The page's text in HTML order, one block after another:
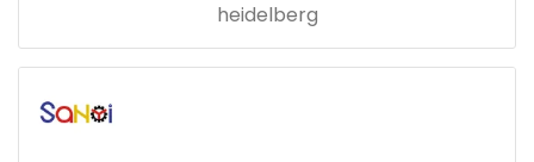
heidelberg